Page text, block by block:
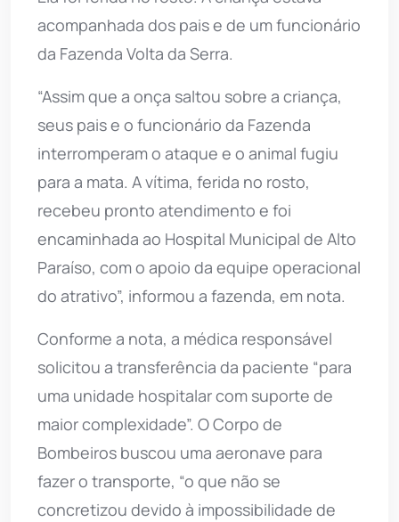
acompanhada dos pais e de um funcionário
da Fazenda Volta da Serra.
“Assim que a onça saltou sobre a criança,
seus pais e o funcionário da Fazenda
interromperam o ataque e o animal fugiu
para a mata. A vítima, ferida no rosto,
recebeu pronto atendimento e foi
encaminhada ao Hospital Municipal de Alto
Paraíso, com o apoio da equipe operacional
do atrativo”, informou a fazenda, em nota.
Conforme a nota, a médica responsável
solicitou a transferência da paciente “para
uma unidade hospitalar com suporte de
maior complexidade”. O Corpo de
Bombeiros buscou uma aeronave para
fazer o transporte, “o que não se
concretizou devido à impossibilidade de